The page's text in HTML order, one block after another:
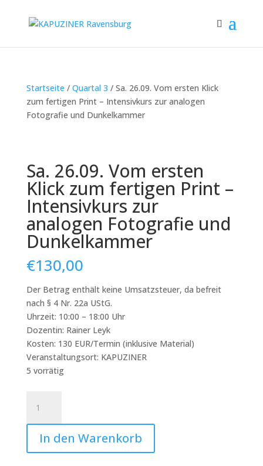
Startseite / Quartal 3 / Sa. 26.09. Vom ersten Klick
zum fertigen Print – Intensivkurs zur analogen
Fotografie und Dunkelkammer
Sa. 26.09. Vom ersten
Klick zum fertigen Print –
Intensivkurs zur
analogen Fotografie und
Dunkelkammer
€130,00
Der Betrag enthält keine Umsatzsteuer, da befreit
nach § 4 Nr. 22a UStG.
Uhrzeit: 10:00 – 18:00 Uhr
Dozentin: Rainer Leyk
Kosten: 130 EUR/Termin (inklusive Material)
Veranstaltungsort: KAPUZINER
5 vorrätig
26.09.
Vom
ersten
Klick
In den Warenkorb